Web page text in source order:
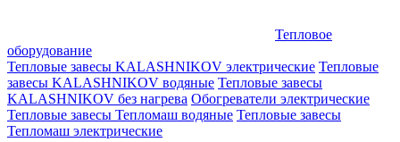
Тепловое
оборудование
Тепловые завесы KALASHNIKOV электрические Тепловые
завесы KALASHNIKOV водяные Тепловые завесы
KALASHNIKOV без нагрева Обогреватели электрические
Тепловые завесы Тепломаш водяные Тепловые завесы
Тепломаш электрические